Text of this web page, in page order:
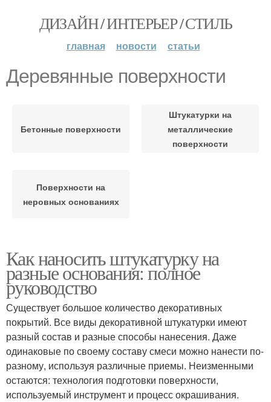
ДИЗАЙН / ИНТЕРЬЕР / СТИЛЬ
главная новости статьи
Деревянные поверхности
Бетонные поверхности
Штукатурки на
металлические
поверхности
Поверхности на
неровных основаниях
Как наносить штукатурку на
разные основания: полное
руководство
Существует большое количество декоративных
покрытий. Все виды декоративной штукатурки имеют
разный состав и разные способы нанесения. Даже
одинаковые по своему составу смеси можно нанести по-
разному, используя различные приемы. Неизменными
остаются: технология подготовки поверхности,
используемый инструмент и процесс окрашивания.